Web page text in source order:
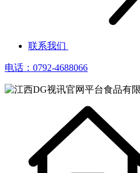
联系我们
电话：0792-4688066